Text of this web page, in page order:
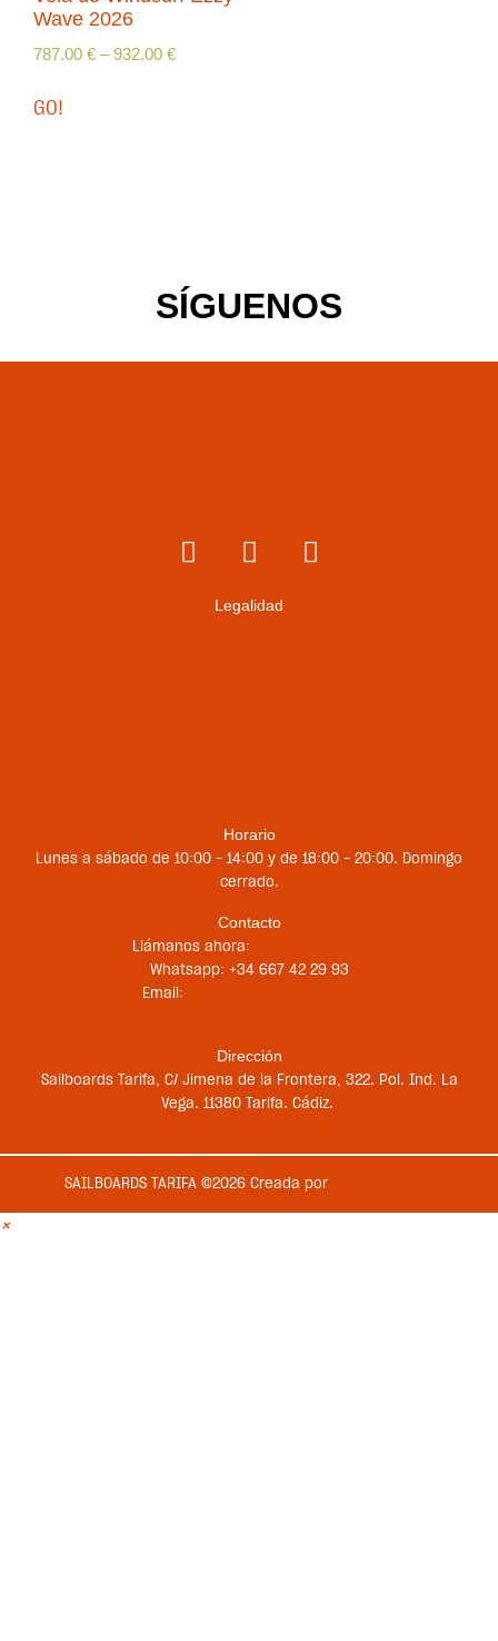
Wave 2026
787.00 € –932.00 €
GO!
SÍGUENOS
Legalidad
Horario
Lunes a sábado de 10:00 – 14:00 y de 18:00 – 20:00. Domingo
cerrado.
Contacto
Llámanos ahora:
Whatsapp: +34 667 42 29 93
Email:
Dirección
Sailboards Tarifa, C/ Jimena de la Frontera, 322. Pol. Ind. La
Vega. 11380 Tarifa. Cádiz.
SAILBOARDS TARIFA ©2026 Creada por
×